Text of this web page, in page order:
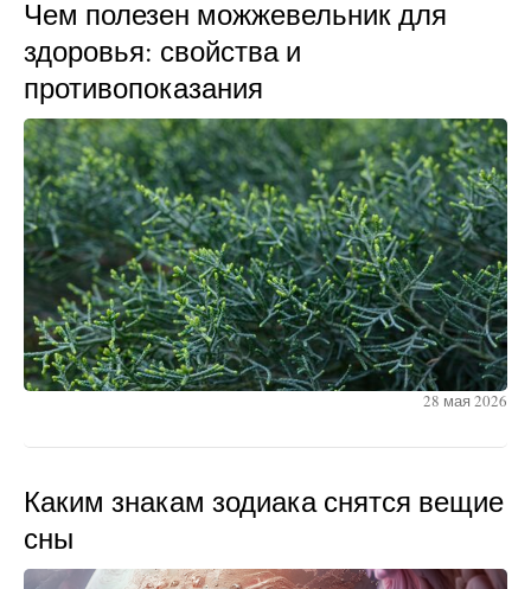
Чем полезен можжевельник для
здоровья: свойства и
противопоказания
28 мая 2026
Каким знакам зодиака снятся вещие
сны